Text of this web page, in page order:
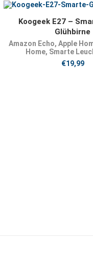
JETZT
Koogeek E27 –
Glühbirne
Amazon Echo, Apple
Home, Smarte
€19,99